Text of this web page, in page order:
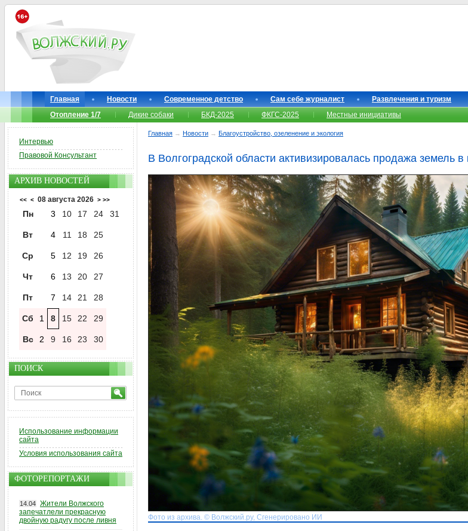
Главная Новости Современное детство Сам себе журналист
Развлечения и туризм
Отопление 1/7
Дикие собаки БКД-2025 ФКГС-2025 Местные инициативы
Главная → Новости → Благоустройство, озеленение и экология
В Волгоградской области активизировалась продажа земель
Фото из архива. © Волжский.ру, Сгенерировано ИИ
Интервью
Правовой Консультант
АРХИВ НОВОСТЕЙ
<< < 08 августа 2026 > >>
Пн 3 10 17 24 31
Вт 4 11 18 25
Ср 5 12 19 26
Чт 6 13 20 27
Пт 7 14 21 28
Сб 1 8 15 22 29
Вс 2 9 16 23 30
ПОИСК
Использование информации
сайта
Условия использования сайта
ФОТОРЕПОРТАЖИ
14.04 Жители Волжского
запечатлели прекрасную
двойную радугу после ливня